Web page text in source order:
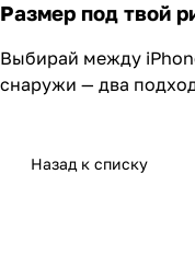
Размер под твой
Выбирай между
снаружи — два
Назад к списку